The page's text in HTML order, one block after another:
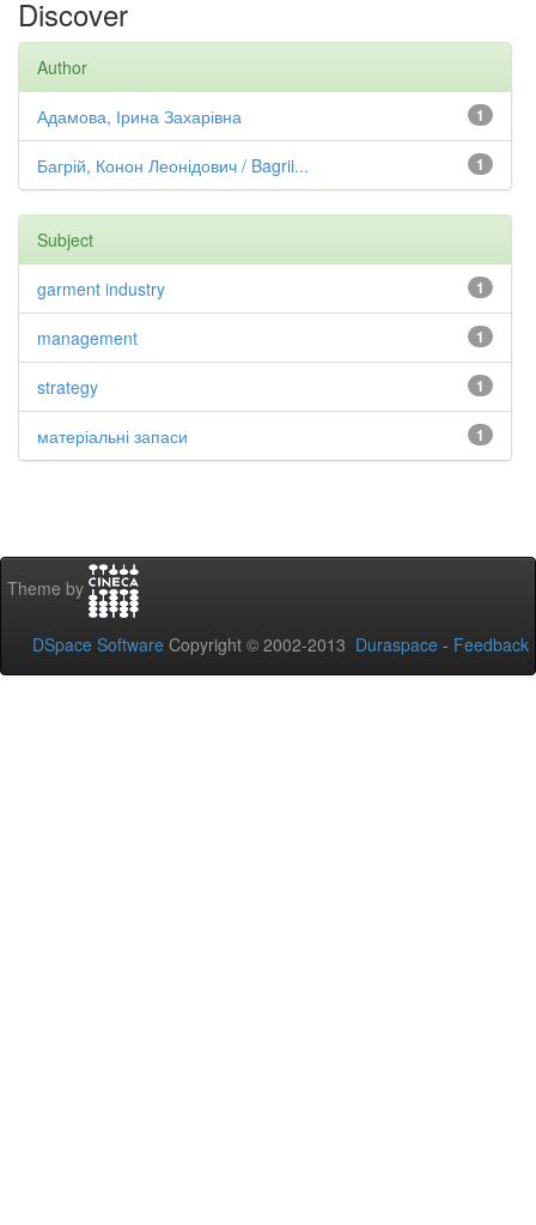
Discover
Author
1
Адамова, Ірина Захарівна
1
Багрій, Конон Леонідович / Bagrii...
Subject
1
garment industry
1
management
1
strategy
1
матеріальні запаси
Theme by
DSpace Software Copyright © 2002-2013 Duraspace - Feedback